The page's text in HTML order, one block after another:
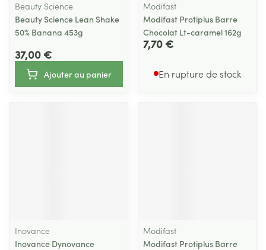
Beauty Science
Beauty Science Lean Shake
50% Banana 453g
37,00 €
Ajouter au panier
Modifast
Modifast Protiplus Barre
Chocolat Lt-caramel 162g
7,70 €
En rupture de stock
Inovance
Inovance Dynovance
Modifast
Modifast Protiplus Barre